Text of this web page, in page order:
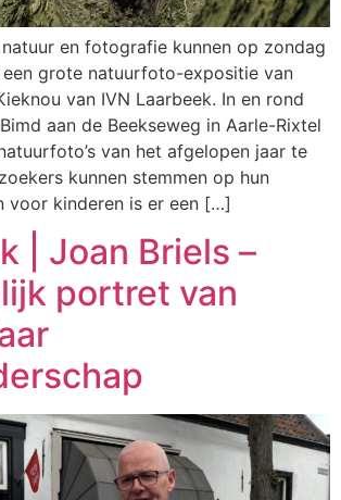
en fotografie kunnen op zondag
grote natuurfoto-expositie van
van IVN Laarbeek. In en rond
aan de Beekseweg in Aarle-Rixtel
van het afgelopen jaar te
kunnen stemmen op hun
voor kinderen is er een […]
| Joan Briels –
portret van